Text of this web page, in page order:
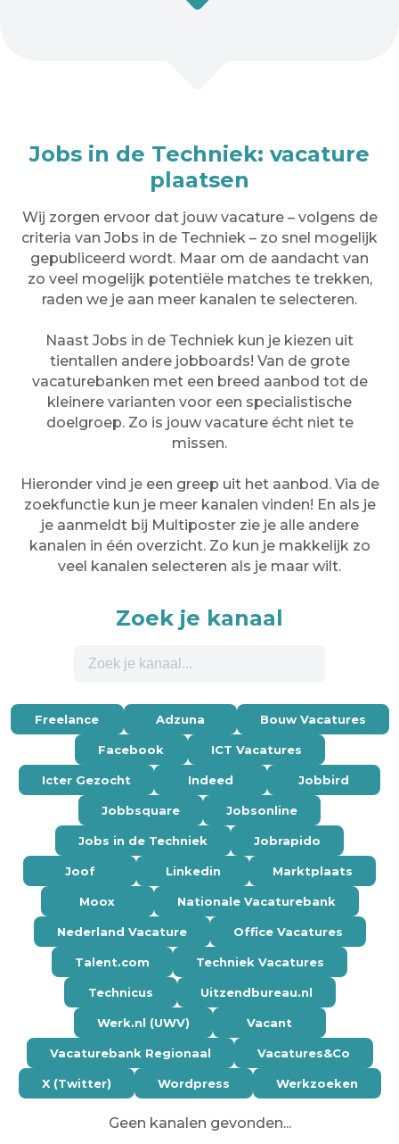
Jobs in de Techniek: vacature
plaatsen
Wij zorgen ervoor dat jouw vacature – volgens de
criteria van Jobs in de Techniek – zo snel mogelijk
gepubliceerd wordt. Maar om de aandacht van
zo veel mogelijk potentiële matches te trekken,
raden we je aan meer kanalen te selecteren.
Naast Jobs in de Techniek kun je kiezen uit
tientallen andere jobboards! Van de grote
vacaturebanken met een breed aanbod tot de
kleinere varianten voor een specialistische
doelgroep. Zo is jouw vacature écht niet te
missen.
Hieronder vind je een greep uit het aanbod. Via de
zoekfunctie kun je meer kanalen vinden! En als je
je aanmeldt bij Multiposter zie je alle andere
kanalen in één overzicht. Zo kun je makkelijk zo
veel kanalen selecteren als je maar wilt.
Zoek je kanaal
Freelance Adzuna Bouw Vacatures
Facebook ICT Vacatures
Icter Gezocht Indeed Jobbird
Jobbsquare Jobsonline
Jobs in de Techniek Jobrapido
Joof Linkedin Marktplaats
Moox Nationale Vacaturebank
Nederland Vacature Office Vacatures
Talent.com Techniek Vacatures
Technicus Uitzendbureau.nl
Werk.nl (UWV) Vacant
Vacaturebank Regionaal Vacatures&Co
X (Twitter) Wordpress Werkzoeken
Geen kanalen gevonden...